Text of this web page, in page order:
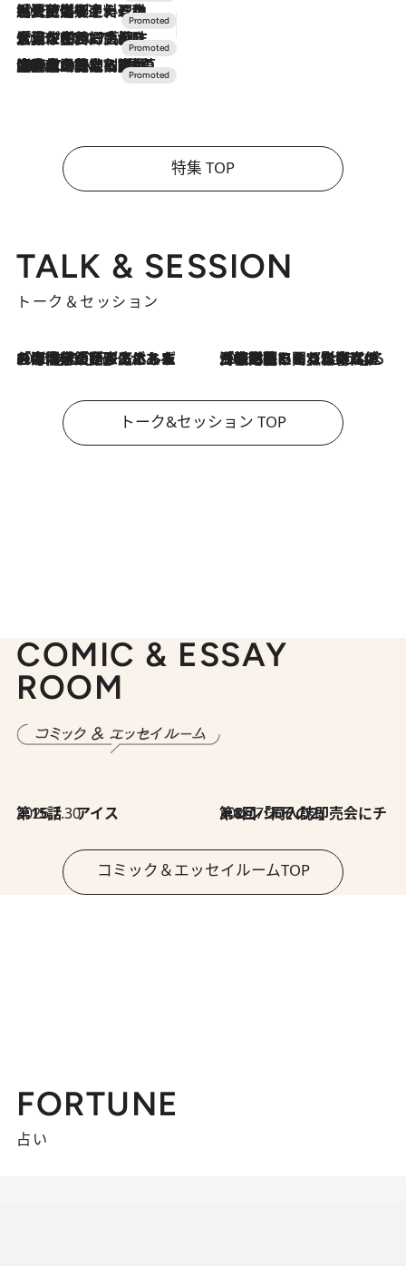
2026.7.24
【夏限定ディナーコース】旬を迎える稚鮎や花ズッキーニなどをイタリア・トスカーナの郷土料理の手法で満喫！
2026.7.17
「土佐和ハーブかき氷」がOMO7高知に登場！生姜、山椒、大葉など目にも舌にも涼を呼ぶ郷土の味
2026.7.10
NEW OPEN！【界 草津】名湯の地に誕生。趣の異なる2種の温泉と上州ならではの会席・蕎麦割烹など美食を味わう究極の癒やし旅
特集 TOP
TALK & SESSION
トーク＆セッション
2026.8.3
「今後値上げがあるとすれば…」「リスクがあるのは今年の冬」エネルギー専門家が語る、ホルムズ海峡封鎖が家庭にもたらす“ある心配” 2026.8.3
「住宅建てられない…」「サーチャージ料の高値が続いている」ホルムズ海峡封鎖による影響はいつまで続く？《エネルギー専門家に聞く“どうなる日本の暮らし”》
トーク&セッション TOP
COMIC & ESSAY
ROOM
2026.7.30
第15話 アイス 2026.7.30
第8回「同人誌即売会にチャレンジ その2」
コミック＆エッセイルームTOP
FORTUNE
占い